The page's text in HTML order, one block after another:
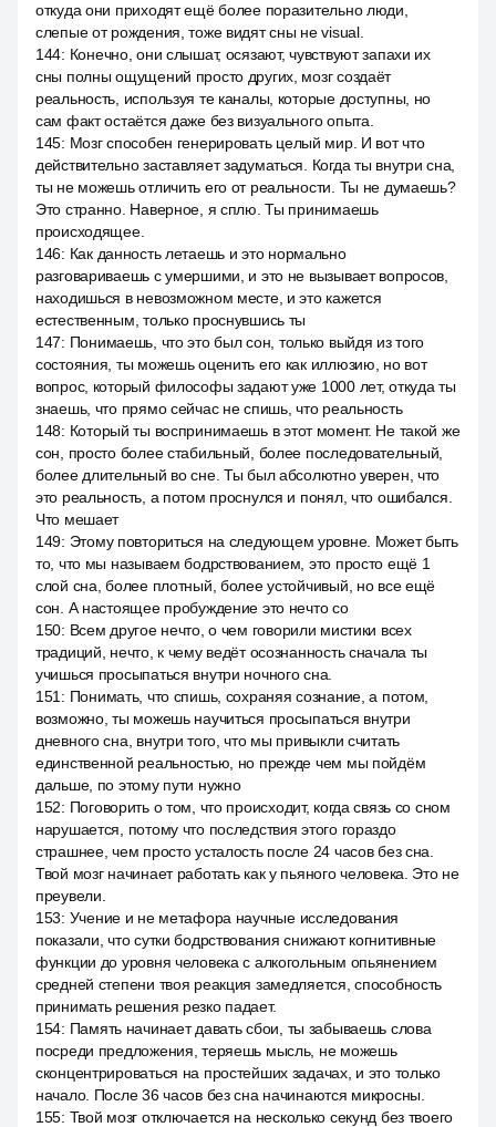
откуда они приходят ещё более поразительно люди,
слепые от рождения, тоже видят сны не visual.
144: Конечно, они слышат, осязают, чувствуют запахи их
сны полны ощущений просто других, мозг создаёт
реальность, используя те каналы, которые доступны, но
сам факт остаётся даже без визуального опыта.
145: Мозг способен генерировать целый мир. И вот что
действительно заставляет задуматься. Когда ты внутри сна,
ты не можешь отличить его от реальности. Ты не думаешь?
Это странно. Наверное, я сплю. Ты принимаешь
происходящее.
146: Как данность летаешь и это нормально
разговариваешь с умершими, и это не вызывает вопросов,
находишься в невозможном месте, и это кажется
естественным, только проснувшись ты
147: Понимаешь, что это был сон, только выйдя из того
состояния, ты можешь оценить его как иллюзию, но вот
вопрос, который философы задают уже 1000 лет, откуда ты
знаешь, что прямо сейчас не спишь, что реальность
148: Который ты воспринимаешь в этот момент. Не такой же
сон, просто более стабильный, более последовательный,
более длительный во сне. Ты был абсолютно уверен, что
это реальность, а потом проснулся и понял, что ошибался.
Что мешает
149: Этому повториться на следующем уровне. Может быть
то, что мы называем бодрствованием, это просто ещё 1
слой сна, более плотный, более устойчивый, но все ещё
сон. А настоящее пробуждение это нечто со
150: Всем другое нечто, о чем говорили мистики всех
традиций, нечто, к чему ведёт осознанность сначала ты
учишься просыпаться внутри ночного сна.
151 : Понимать, что спишь, сохраняя сознание, а потом,
возможно, ты можешь научиться просыпаться внутри
дневного сна, внутри того, что мы привыкли считать
единственной реальностью, но прежде чем мы пойдём
дальше, по этому пути нужно
152: Поговорить о том, что происходит, когда связь со сном
нарушается, потому что последствия этого гораздо
страшнее, чем просто усталость после 24 часов без сна.
Твой мозг начинает работать как у пьяного человека. Это не
преувели.
153: Учение и не метафора научные исследования
показали, что сутки бодрствования снижают когнитивные
функции до уровня человека с алкогольным опьянением
средней степени твоя реакция замедляется, способность
принимать решения резко падает.
154: Память начинает давать сбои, ты забываешь слова
посреди предложения, теряешь мысль, не можешь
сконцентрироваться на простейших задачах, и это только
начало. После 36 часов без сна начинаются микросны.
155: Твой мозг отключается на несколько секунд без твоего